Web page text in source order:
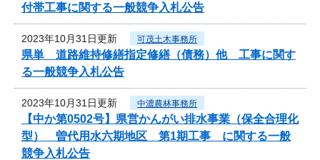
付帯工事に関する一般競争入札公告
2023年10月31日更新 可茂土木事務所
県単 道路維持修繕指定修繕（債務）他 工事に関す
る一般競争入札公告
2023年10月31日更新 中濃農林事務所
【中か第0502号】県営かんがい排水事業（保全合理化
型） 曽代用水六期地区 第1期工事 に関する一般
競争入札公告